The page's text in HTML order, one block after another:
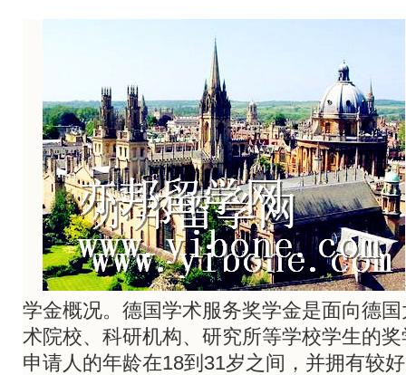
学金概况。德国学术服务奖学金是面向德
术院校、科研机构、研究所等学校学生的
申请人的年龄在18到31岁之间，并拥有较